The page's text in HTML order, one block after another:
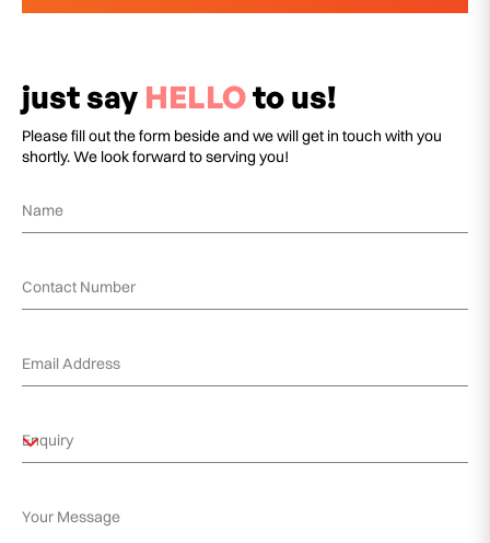
just say HELLOto us!
Please fill out the form beside and we will get in touch with you
shortly. We look forward to serving you!